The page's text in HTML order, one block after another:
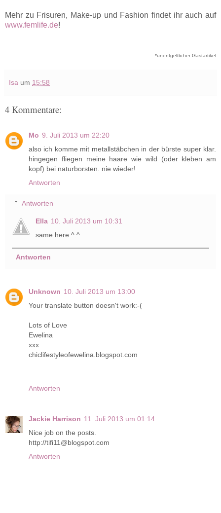
Mehr zu Frisuren, Make-up und Fashion findet ihr auch auf
www.femlife.de!
*unentgeltlicher Gastartikel
Isa um 15:58
4 Kommentare:
Mo 9. Juli 2013 um 22:20
also ich komme mit metallstäbchen in der bürste super klar.
hingegen fliegen meine haare wie wild (oder kleben am
kopf) bei naturborsten. nie wieder!
Antworten
Antworten
Ella 10. Juli 2013 um 10:31
same here ^.^
Antworten
Unknown 10. Juli 2013 um 13:00
Your translate button doesn't work:-(
Lots of Love
Ewelina
xxx
chiclifestyleofewelina.blogspot.com
Antworten
Jackie Harrison 11. Juli 2013 um 01:14
Nice job on the posts.
http://tifi11@blogspot.com
Antworten